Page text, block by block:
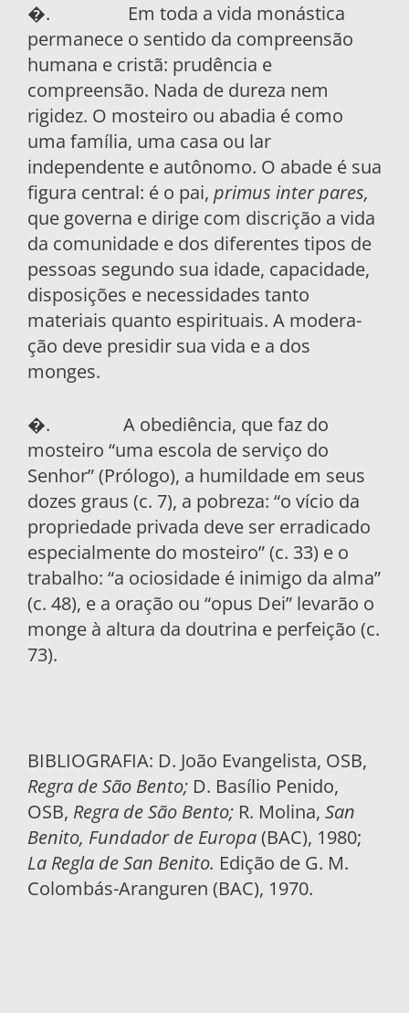
�. Em toda a vida monástica
permanece o sen­tido da compreensão
humana e cristã: prudência e
compreensão. Nada de dureza nem
rigidez. O mosteiro ou abadia é como
uma família, uma casa ou lar
independente e autônomo. O abade é sua
figura central: é o pai, primus inter pares,
que governa e dirige com discrição a vida
da comuni­dade e dos diferentes tipos de
pessoas segundo sua idade, capacidade,
disposições e necessida­des tanto
materiais quanto espirituais. A modera­
ção deve presidir sua vida e a dos
monges.
�. A obediência, que faz do
mosteiro “uma escola de serviço do
Senhor” (Prólogo), a humil­dade em seus
dozes graus (c. 7), a pobreza: “o vício da
propriedade privada deve ser erradicado
especialmente do mosteiro” (c. 33) e o
trabalho: “a ociosidade é inimigo da alma”
(c. 48), e a ora­ção ou “opus Dei” levarão o
monge à altura da doutrina e perfeição (c.
73).
BIBLIOGRAFIA: D. João Evangelista, OSB,
Regra de São Bento; D. Basílio Penido,
OSB, Regra de São Bento; R. Molina, San
Benito, Fundador de Europa(BAC), 1980;
La Regla de San Benito. Edição de G. M.
Colombás-Aranguren (BAC), 1970.